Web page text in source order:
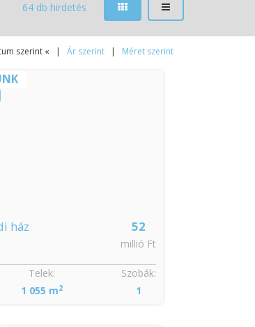
64 db hirdetés
szerint « | Ár szerint | Méret szerint
52
millió Ft
ház
Szobák:
1
Telek:
1 055 m2